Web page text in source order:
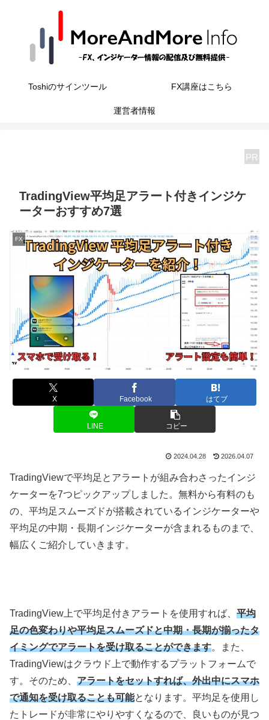
Toshiのサインツール FX講座はこちら
運営者情報
PR
TradingView平均足アラート付きインジケ
ーターおすすめ7選
FX
X Facebook はてブ
LINE コピー
2024.04.28 2026.04.07
TradingViewで平均足とアラートが組み合わさったインジ
ケーターを7つピックアップしました。無料から有料のも
の、平均足スムーズドが搭載されているインジケーターや
平均足の中期・長期インジケーターが含まれるものまで、
幅広くご紹介していきます。
TradingView 上で平均足付きアラートを使用すれば、 平均
足の色変わりや平均足スムーズドと中期・長期が揃ったタ
イミングでアラートを受け取ることができます。また、
TradingViewはクラウド上で動作するプラットフォームで
す。そのため、 アラートをセットすれば、外出中にスマホ
で通知を受け取ることも可能となります。平均足を使用し
たトレードが非常にやりやすくなるので、良いものが見つ